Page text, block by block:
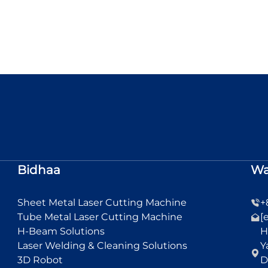
Bidhaa
Sheet Metal Laser Cutting Machine
Tube Metal Laser Cutting Machine
H-Beam Solutions
Laser Welding & Cleaning Solutions
3D Robot